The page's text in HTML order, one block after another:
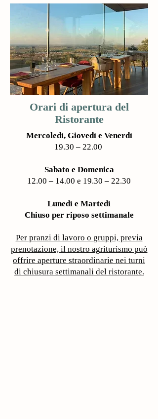
Orari di apertura del
Ristorante
Mercoledì, Giovedì e Venerdì
19.30 – 22.00
Sabato e Domenica
12.00 – 14.00 e 19.30 – 22.30
Lunedì e Martedì
Chiuso per riposo settimanale
Per pranzi di lavoro o gruppi, previa
prenotazione, il nostro agriturismo può
offrire aperture straordinarie nei turni
di chiusura settimanali del ristorante.